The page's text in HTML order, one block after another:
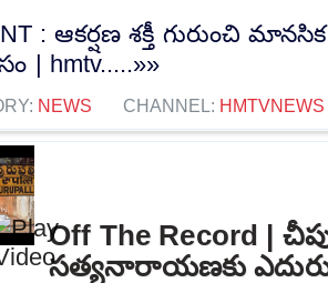
: ఆకర్షణ శక్తీ గురుంచి మానసిక
| hmtv.....»»
NEWS CHANNEL: HMTVNEWS
Off The Record |
సత్యనారాయణకు